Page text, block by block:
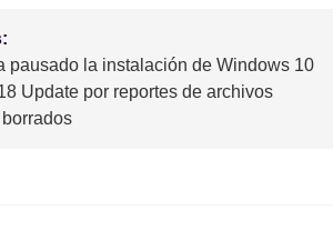
pausado la instalación de Windows 10
Update por reportes de archivos